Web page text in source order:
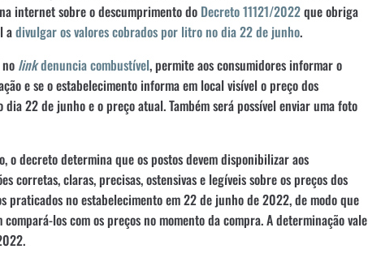
internet sobre o descumprimento do Decreto 11121/2022que obriga
adivulgar os valores cobrados por litro no dia 22 de junho.
linkdenuncia combustível, permite aos consumidores informar o
e se o estabelecimento informa em local visível o preço dos
22 de junho e o preço atual. Também será possível enviar uma foto
o decreto determina que os postos devem disponibilizar aos
corretas, claras, precisas, ostensivas e legíveis sobre os preços dos
praticados no estabelecimento em 22 de junho de 2022, de modo que
compará-los com os preços no momento da compra. A determinação vale